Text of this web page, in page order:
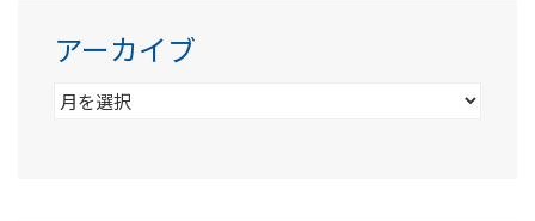
アーカイブ
ア